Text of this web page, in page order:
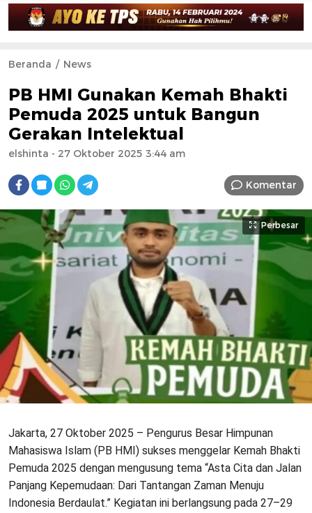
Beranda News
PB HMI Gunakan Kemah Bhakti
Pemuda 2025 untuk Bangun
Gerakan Intelektual
elshinta - 27 Oktober 2025 3:44 am
Komentar
Perbesar
Jakarta, 27 Oktober 2025 – Pengurus Besar Himpunan
Mahasiswa Islam (PB HMI) sukses menggelar Kemah Bhakti
Pemuda 2025 dengan mengusung tema “Asta Cita dan Jalan
Panjang Kepemudaan: Dari Tantangan Zaman Menuju
Indonesia Berdaulat.” Kegiatan ini berlangsung pada 27–29